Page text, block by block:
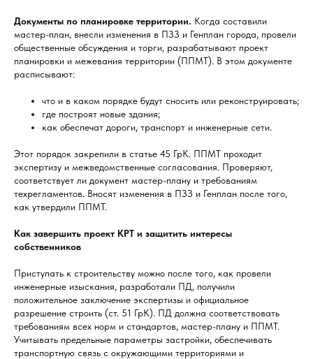
Документы по планировке территории. Когда составили
мастер-план, внесли изменения в ПЗЗ и Генплан города, провели
общественные обсуждения и торги, разрабатывают проект
планировки и межевания территории (ППМТ). В этом документе
расписывают:
что и в каком порядке будут сносить или реконструировать;
где построят новые здания;
как обеспечат дороги, транспорт и инженерные сети.
Этот порядок закрепили в статье 45 ГрК. ППМТ проходит
экспертизу и межведомственные согласования. Проверяют,
соответствует ли документ мастер-плану и требованиям
техрегламентов. Вносят изменения в ПЗЗ и Генплан после того,
как утвердили ППМТ.
Как завершить проект КРТ и защитить интересы
собственников
Приступать к строительству можно после того, как провели
инженерные изыскания, разработали ПД, получили
положительное заключение экспертизы и официальное
разрешение строить (ст. 51 ГрК). ПД должна соответствовать
требованиям всех норм и стандартов, мастер-плану и ППМТ.
Учитывать предельные параметры застройки, обеспечивать
транспортную связь с окружающими территориями и